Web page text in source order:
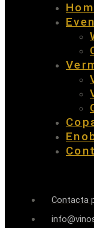
Contacta